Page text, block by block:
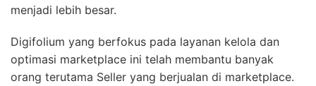
menjadi lebih besar.
Digifolium yang berfokus pada layanan kelola dan
optimasi marketplace ini telah membantu banyak
orang terutama Seller yang berjualan di marketplace.